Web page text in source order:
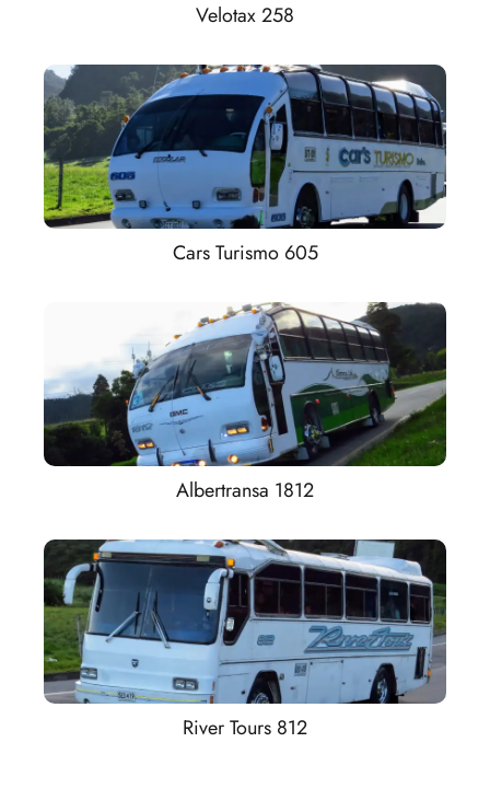
Velotax 258
Cars Turismo 605
Albertransa 1812
River Tours 812